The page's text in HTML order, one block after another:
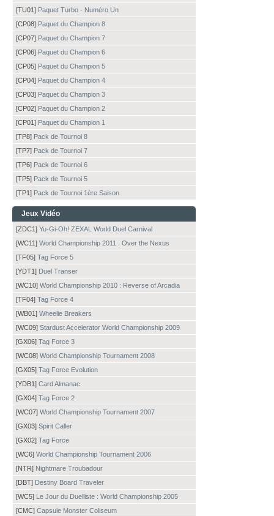
[TU01] Paquet Turbo - Numéro Un
[CP08] Paquet du Champion 8
[CP07] Paquet du Champion 7
[CP06] Paquet du Champion 6
[CP05] Paquet du Champion 5
[CP04] Paquet du Champion 4
[CP03] Paquet du Champion 3
[CP02] Paquet du Champion 2
[CP01] Paquet du Champion 1
[TP8] Pack de Tournoi 8
[TP7] Pack de Tournoi 7
[TP6] Pack de Tournoi 6
[TP5] Pack de Tournoi 5
[TP1] Pack de Tournoi 1ère Saison
Jeux Vidéo
[ZDC1] Yu-Gi-Oh! ZEXAL World Duel Carnival
[WC11] World Championship 2011 : Over the Nexus
[TF05] Tag Force 5
[YDT1] Duel Transer
[WC10] World Championship 2010 : Reverse of Arcadia
[TF04] Tag Force 4
[WB01] Wheelie Breakers
[WC09] Stardust Accelerator World Championship 2009
[GX06] Tag Force 3
[WC08] World Championship Tournament 2008
[GX05] Tag Force Evolution
[YDB1] Card Almanac
[GX04] Tag Force 2
[WC07] World Championship Tournament 2007
[GX03] Spirit Caller
[GX02] Tag Force
[WC6] World Championship Tournament 2006
[NTR] Nightmare Troubadour
[DBT] Destiny Board Traveler
[WC5] Le Jour du Duelliste : World Championship 2005
[CMC] Capsule Monster Coliseum